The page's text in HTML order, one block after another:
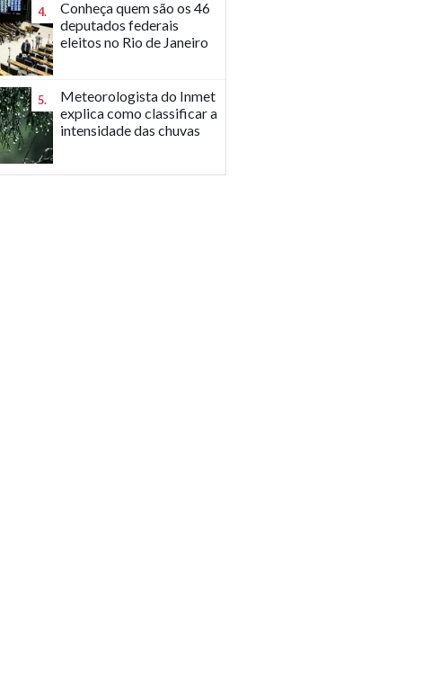
4.
Conheça quem são os 46
deputados federais
eleitos no Rio de Janeiro
5.
Meteorologista do Inmet
explica como classificar a
intensidade das chuvas